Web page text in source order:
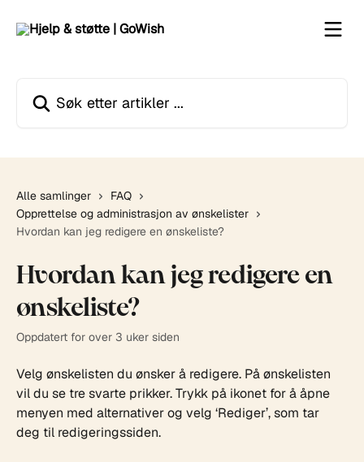
Alle samlinger
FAQ
Opprettelse og administrasjon av ønskelister
Hvordan kan jeg redigere en ønskeliste?
Hvordan kan jeg redigere en
ønskeliste?
Oppdatert for over 3 uker siden
Velg ønskelisten du ønsker å redigere. På ønskelisten
vil du se tre svarte prikker. Trykk på ikonet for å åpne
menyen med alternativer og velg ‘Rediger’, som tar
deg til redigeringssiden.